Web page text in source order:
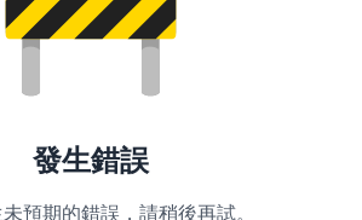
發生錯誤
預期的錯誤，請稍後再試。